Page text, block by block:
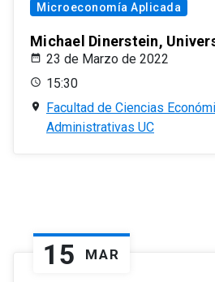
Microeconomía Aplicada
Michael Dinerstein,
23 de Marzo de 2022
15:30
Facultad de Ciencias
Administrativas UC
15 MAR